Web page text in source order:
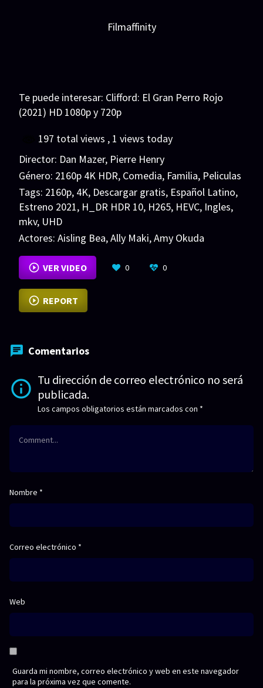
Filmaffinity
Te puede interesar: Clifford: El Gran Perro Rojo
(2021) HD 1080p y 720p
197 total views , 1 views today
Director: Dan Mazer, Pierre Henry
Género: 2160p 4K HDR, Comedia, Familia, Peliculas
Tags: 2160p, 4K, Descargar gratis, Español Latino,
Estreno 2021, H_DR HDR 10, H265, HEVC, Ingles,
mkv, UHD
Actores: Aisling Bea,Ally Maki,Amy Okuda
VER MÁS
VER VIDEO 0 0
REPORT
Comentarios
Tu dirección de correo electrónico no será
publicada.
Los campos obligatorios están marcados con *
Nombre *
Correo electrónico *
Web
Guarda mi nombre, correo electrónico y web en este navegador
para la próxima vez que comente.